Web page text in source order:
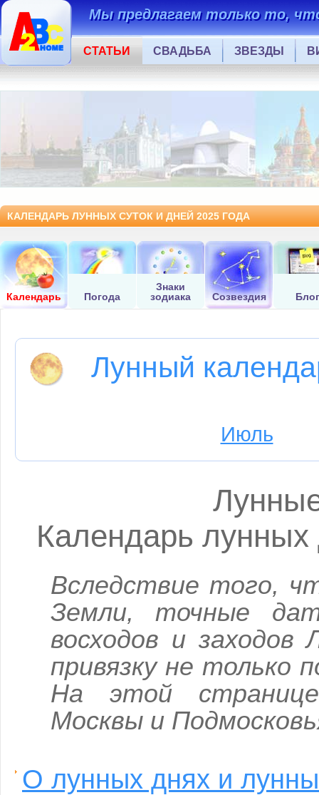
Мы предлагаем только то,
СТАТЬИ СВАДЬБА ЗВЕЗДЫ
КАЛЕНДАРЬ ЛУННЫХ СУТОК И ДНЕЙ 2025 ГОДА
Календарь Погода
Знаки
зодиака
Созвездия Блог
Лунный
Июль
Календарь лунных
Вследствие того,
Земли, точные
восходов и
привязку не только
На этой
Москвы и
О лунных днях и